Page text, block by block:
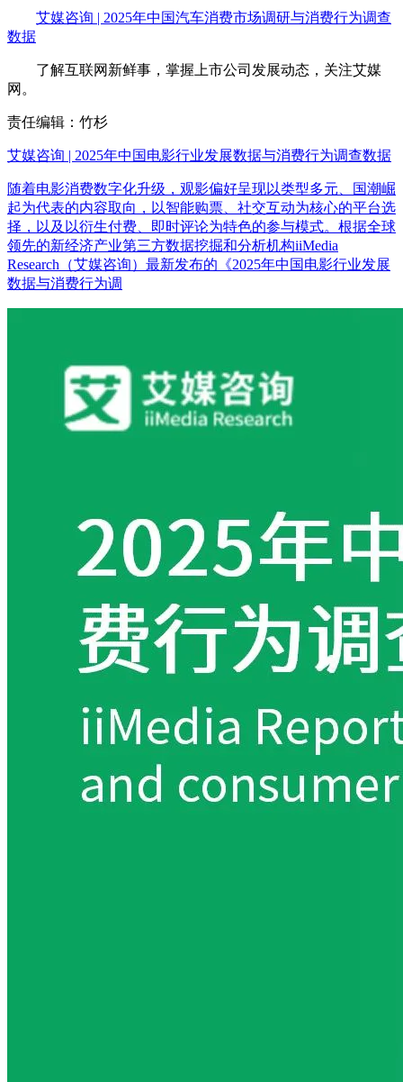
艾媒咨询 | 2025年中国汽车消费市场调研与消费行为调查
数据
了解互联网新鲜事，掌握上市公司发展动态，关注艾媒
网。
责任编辑：竹杉
艾媒咨询 | 2025年中国电影行业发展数据与消费行为调查数据
随着电影消费数字化升级，观影偏好呈现以类型多元、国潮崛
起为代表的内容取向，以智能购票、社交互动为核心的平台选
择，以及以衍生付费、即时评论为特色的参与模式。根据全球
领先的新经济产业第三方数据挖掘和分析机构iiMedia
Research（艾媒咨询）最新发布的《2025年中国电影行业发展
数据与消费行为调